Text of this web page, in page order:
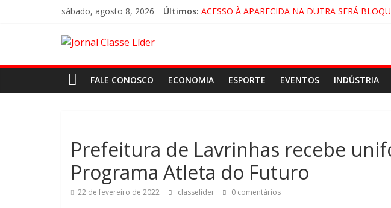
sábado, agosto 8, 2026 Últimos: ACESSO À APARECIDA NA DUTRA SERÁ
“HÁ PRESENÇA DO COMANDO VERMELHO
FALE CONOSCO
ECONOMIA ESPORTE EVENTOS INDÚSTRIA
Prefeitura de Lavrinhas recebe
Programa Atleta do Futuro
22 de fevereiro de 2022 classelider 0 comentários